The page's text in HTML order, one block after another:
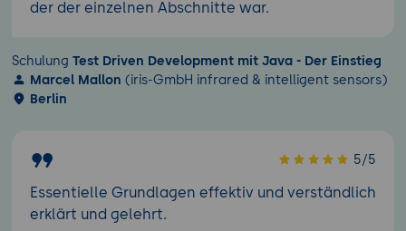
der der einzelnen Abschnitte war.
Schulung Test Driven Development mit Java - Der Einstieg
Marcel Mallon (iris-GmbH infrared & intelligent sensors)
Berlin
5/5
Essentielle Grundlagen effektiv und verständlich
erklärt und gelehrt.